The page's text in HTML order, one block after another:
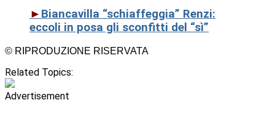
► Biancavilla “schiaffeggia” Renzi:
eccoli in posa gli sconfitti del “sì”
© RIPRODUZIONE RISERVATA
Related Topics:
Advertisement